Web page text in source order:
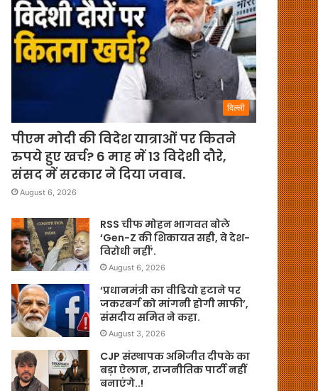
दिल्ली
पीएम मोदी की विदेश यात्राओं पर कितने
रुपये हुए खर्च? 6 माह में 13 विदेशी दौरे,
संसद में सरकार ने दिया जवाब.
August 6, 2026
RSS चीफ मोहन भागवत बोले
‘Gen-Z की शिकायत सही, वे देश-
विरोधी नहीं’.
August 6, 2026
‘प्रधानमंत्री का वीडियो हटाने पर
जकरबर्ग को मांगनी होगी माफी’,
संसदीय समित ने कहा.
August 3, 2026
CJP संस्थापक अभिजीत दीपके का
बड़ा ऐलान, राजनीतिक पार्टी नहीं
बनाएंगे..!